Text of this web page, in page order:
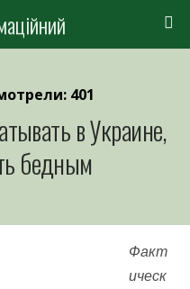
401
в Украине,
бедным
Факт
ическ